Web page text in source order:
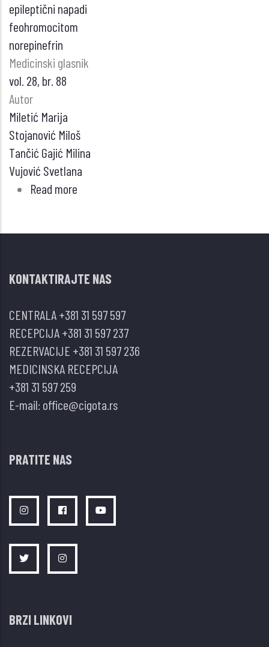
epileptični napadi
feohromocitom
norepinefrin
Medicinski glasnik
vol. 28, br. 88
Autor
Miletić Marija
Stojanović Miloš
Tančić Gajić Milina
Vujović Svetlana
Read more
napada
KONTAKTIRAJTE NAS
CENTRALA+381 31 597 597
RECEPCIJA+381 31 597 237
REZERVACIJE +381 31 597 236
MEDICINSKA RECEPCIJA
+381 31 597 259
E-mail: office@cigota.rs
PRATITE NAS
BRZI LINKOVI